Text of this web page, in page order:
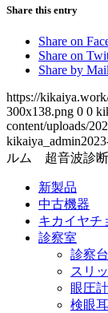
Share this entry
Share on
Share on
Share by Mail
https://
300x138.png 0 0
content/uploads/
kikaiya_admin
ルム 超音波診断
新製品
中古機器
キカイヤチ
診察室
診察台
スリ
眼圧
検眼